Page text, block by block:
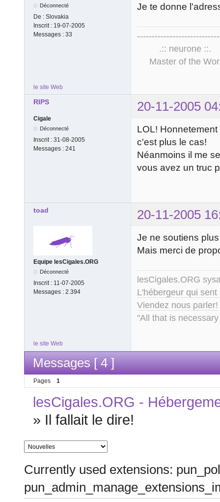
Déconnecté
De : Slovakia
Inscrit : 19-07-2005
Messages : 33
Je te donne
.:: neurone
Master of the
le site Web
RIPS 20-11-2005
Cigale
Déconnecté
Inscrit : 31-08-2005
Messages : 241
LOL!
c'est plus le cas!
Néanmoins il me
vous avez un truc
toad 20-11-2005
Equipe lesCigales.ORG
Déconnecté
Inscrit : 11-07-2005
Messages : 2.394
Je ne soutiens
Mais merci de
lesCigales.ORG
L'hébergeur qui
Viendez nous parler!
"All that is
le site Web
Messages [ 4 ]
Pages 1
lesCigales.ORG -
» Il fallait le dire!
Currently used extensions: